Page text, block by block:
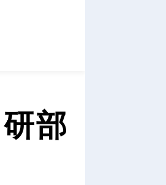
部